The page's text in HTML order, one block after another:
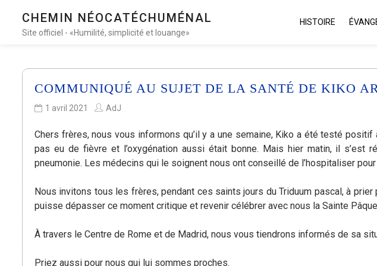
CHEMIN NÉOCATÉCHUMÉNAL
Site officiel - «Humilité, simplicité et louange»
HISTOIRE
COMMUNIQUÉ AU SUJET DE LA SANTÉ DE KIKO
1 avril 2021 AdJ
Chers frères, nous vous informons qu’il y a une semaine, Kiko a été testé positif
pas eu de fièvre et l’oxygénation aussi était bonne. Mais hier matin, il s’est
pneumonie. Les médecins qui le soignent nous ont conseillé de l’hospitaliser
Nous invitons tous les frères, pendant ces saints jours du Triduum pascal, à prier
puisse dépasser ce moment critique et revenir célébrer avec nous la Sainte
À travers le Centre de Rome et de Madrid, nous vous tiendrons informés de sa
Priez aussi pour nous qui lui sommes proches.